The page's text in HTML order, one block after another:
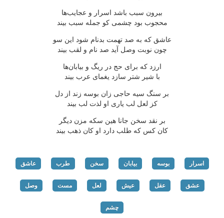
بیرون سبب باشد اسرار و عجایب‌ها
محجوب بود چشمی كو جمله سبب بیند
عاشق كه به صد تهمت بدنام شود این سو
چون نوبت وصل آید صد نام و لقب بیند
ارزد كه برای حج در ریگ و بیابان‌ها
با شیر شتر سازد یغمای عرب بیند
بر سنگ سیه حاجی زان بوسه زند از دل
كز لعل لب یاری او لذت لب بیند
بر نقد سخن جانا هین سكه مزن دیگر
كان كس كه طلب دارد او كان ذهب بیند
اسرار بوسه بیابان سخن طرب عاشق
عشق عقل عیش لعل مست وصل
چشم